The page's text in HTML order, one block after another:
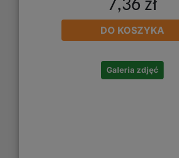
7,36 zł
DO KOSZYKA
Galeria zdjęć